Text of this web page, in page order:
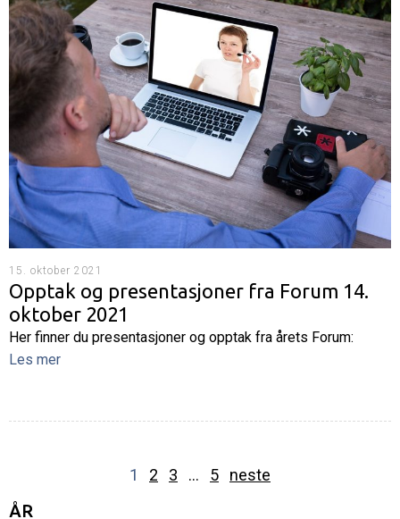
15. oktober 2021
Opptak og presentasjoner fra Forum 14.
oktober 2021
Her finner du presentasjoner og opptak fra årets Forum:
Les mer
1 2 3 … 5 neste
ÅR